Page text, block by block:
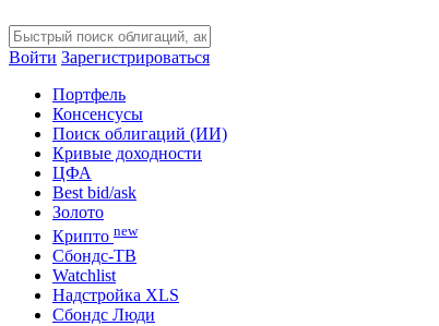
Войти Зарегистрироваться
Портфель
Консенсусы
Поиск облигаций (ИИ)
Кривые доходности
ЦФА
Best bid/ask
Золото
Крипто new
Сбондс-ТВ
Watchlist
Надстройка XLS
Сбондс Люди